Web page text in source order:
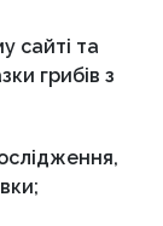
сайті та
грибів з